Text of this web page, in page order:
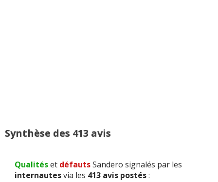
Synthèse des 413 avis
Qualitéset défautsSandero signalés par les
internautesvia les 413 avis postés: